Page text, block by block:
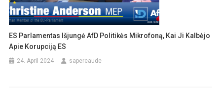
ES Parlamentas Išjungė AfD Politikės Mikrofoną, Kai Ji Kalbėjo
Apie Korupciją ES
24. April 2024 sapereaude